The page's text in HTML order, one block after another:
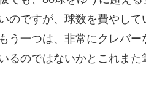
のですが、球数を費やし
う一つは、非常にクレバ
るのではないかとこれま